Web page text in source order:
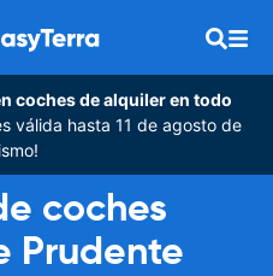
coches de alquiler en todo
válida hasta 11 de agosto de
coches
Prudente